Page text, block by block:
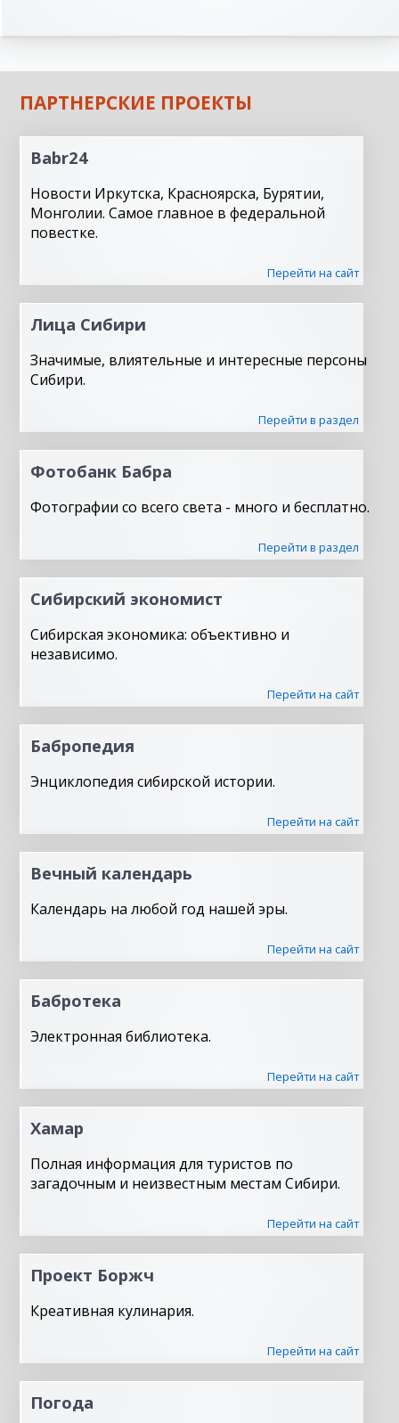
ПАРТНЕРСКИЕ ПРОЕКТЫ
Babr24
Новости Иркутска, Красноярска, Бурятии,
Монголии. Самое главное в федеральной
повестке.
Перейти на сайт
Лица Сибири
Значимые, влиятельные и интересные персоны
Сибири.
Перейти в раздел
Фотобанк Бабра
Фотографии со всего света - много и бесплатно.
Перейти в раздел
Сибирский экономист
Сибирская экономика: объективно и
независимо.
Перейти на сайт
Бабропедия
Энциклопедия сибирской истории.
Перейти на сайт
Вечный календарь
Календарь на любой год нашей эры.
Перейти на сайт
Бабротека
Электронная библиотека.
Перейти на сайт
Хамар
Полная информация для туристов по
загадочным и неизвестным местам Сибири.
Перейти на сайт
Проект Боржч
Креативная кулинария.
Перейти на сайт
Погода